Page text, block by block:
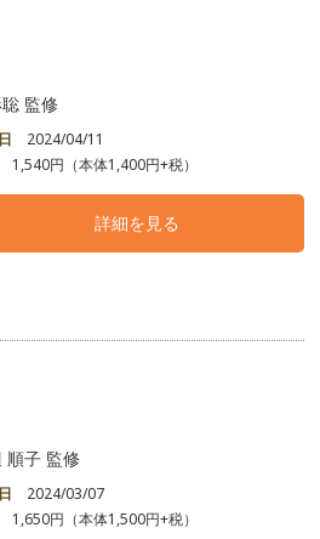
監修
2024/04/11
1,540円（本体1,400円+税）
詳細を見る
順子 監修
2024/03/07
1,650円（本体1,500円+税）